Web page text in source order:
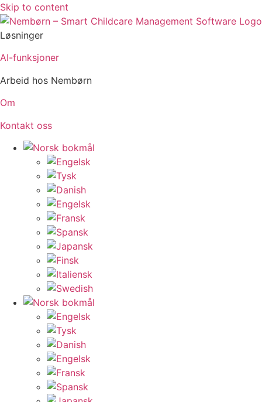
Skip to content
Løsninger
AI-funksjoner
Arbeid hos Nembørn
Om
Kontakt oss